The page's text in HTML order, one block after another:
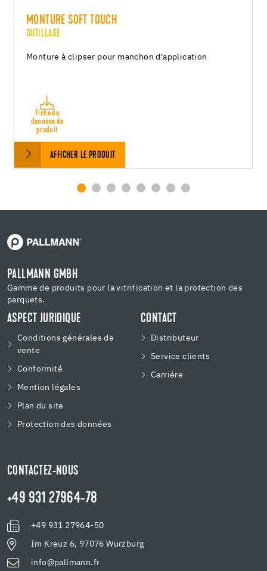
MONTURE SOFT TOUCH
OUTILLAGE
Monture à clipser pour manchon d'application
Fiche de
données de
produit
AFFICHER LE PRODUIT
PALLMANN GMBH
Gamme de produits pour la vitrification et la protection des
parquets.
ASPECT JURIDIQUE
Conditions générales de
vente
Conformité
Mention légales
Plan du site
Protection des données
CONTACT
Distributeur
Service clients
Carriére
CONTACTEZ-NOUS
+49 931 27964-78
+49 931 27964-50
Im Kreuz 6, 97076 Würzburg
info@pallmann.fr